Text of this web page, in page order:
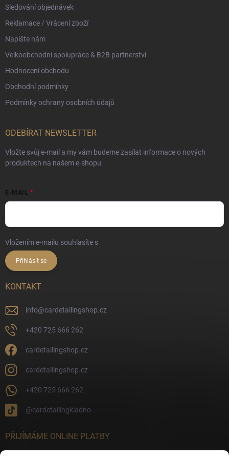
Sledování objednávek
Reklamace / Vrácení zboží
Napište nám
Velkoobchodní spolupráce & B2B partnerství
Hodnocení obchodu
Obchodní podmínky
Podmínky ochrany osobních údajů
ODEBÍRAT NEWSLETTER
Vložte svůj e-mail a my vám budeme zasílat informace o nových
produktech na našem e-shopu.
E-MAIL
Vložením e-mailu souhlasíte s
Přihlásit se
KONTAKT
info@cardetailingshop.cz
+420 725 666 262
cardetailingshop.cz
cardetailingshop.cz
+420 725 666 262
@cardetailingkladno
PŘIJÍMÁME ONLINE PLATBY